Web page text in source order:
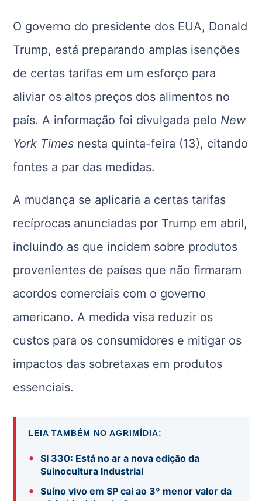
O governo do presidente dos EUA, Donald
Trump, está preparando amplas isenções
de certas tarifas em um esforço para
aliviar os altos preços dos alimentos no
país. A informação foi divulgada pelo New
York Times nesta quinta-feira (13), citando
fontes a par das medidas.
A mudança se aplicaria a certas tarifas
recíprocas anunciadas por Trump em abril,
incluindo as que incidem sobre produtos
provenientes de países que não firmaram
acordos comerciais com o governo
americano. A medida visa reduzir os
custos para os consumidores e mitigar os
impactos das sobretaxas em produtos
essenciais.
LEIA TAMBÉM NO AGRIMÍDIA:
•
SI 330: Está no ar a nova edição da
Suinocultura Industrial
•
Suíno vivo em SP cai ao 3º menor valor da